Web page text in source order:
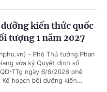
kiến thức quốc
tượng 1 năm 2027
- Phó Thủ tướng Phan
vừa ký Quyết định số
TTg ngày 6/8/2026 phê
Kế hoạch bồi dưỡng kiến...